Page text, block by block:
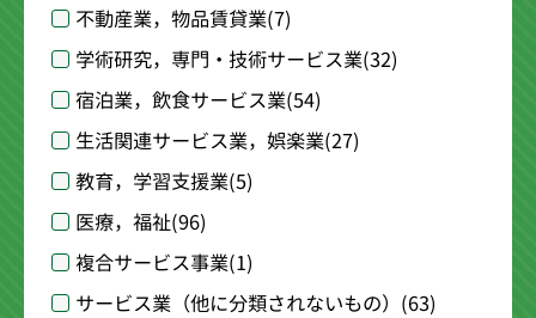
不動産業，物品賃貸業(7)
学術研究，専門・技術サービス業(32)
宿泊業，飲食サービス業(54)
生活関連サービス業，娯楽業(27)
教育，学習支援業(5)
医療，福祉(96)
複合サービス事業(1)
サービス業（他に分類されないもの） (63)